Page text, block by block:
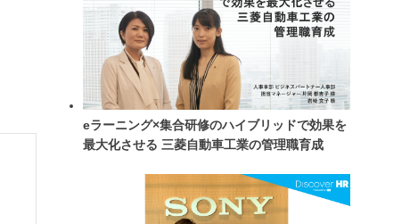
eラーニング×集合研修のハイブリッドで効果を
最大化させる 三菱自動車工業の管理職育成